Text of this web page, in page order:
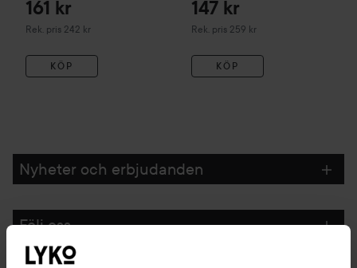
161 kr
Rek. pris 242 kr
Rekommenderat pris 242 kr
KÖP
147 kr
Rek. pris 259 kr
Rekommenderat pris 259 kr
KÖP
Nyheter och erbjudanden
Följ oss